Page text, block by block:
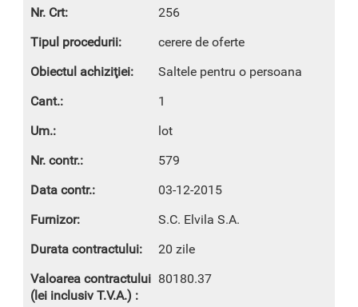
256
cerere de oferte
Saltele pentru o persoana
1
lot
579
03-12-2015
S.C. Elvila S.A.
20 zile
80180.37